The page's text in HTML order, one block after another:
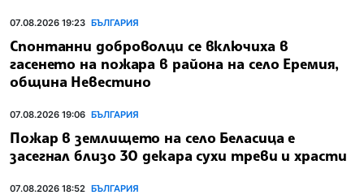
07.08.2026 19:23 БЪЛГАРИЯ
Спонтанни доброволци се включиха в
гасенето на пожара в района на село Еремия,
община Невестино
07.08.2026 19:06 БЪЛГАРИЯ
Пожар в землището на село Беласица е
засегнал близо 30 декара сухи треви и храсти
07.08.2026 18:52 БЪЛГАРИЯ